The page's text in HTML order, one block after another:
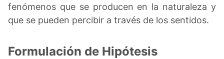
fenómenos que se producen en la naturaleza y
que se pueden percibir a través de los sentidos.
Formulación de Hipótesis